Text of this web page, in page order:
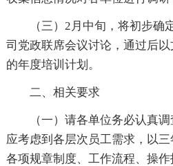
（三）2月中旬，将初步确
司党政联席会议讨论，通过后
的年度培训计划。
二、相关要求
（一）请各单位务必认真
应考虑到各层次员工需求，以
各项规章制度、工作流程、操